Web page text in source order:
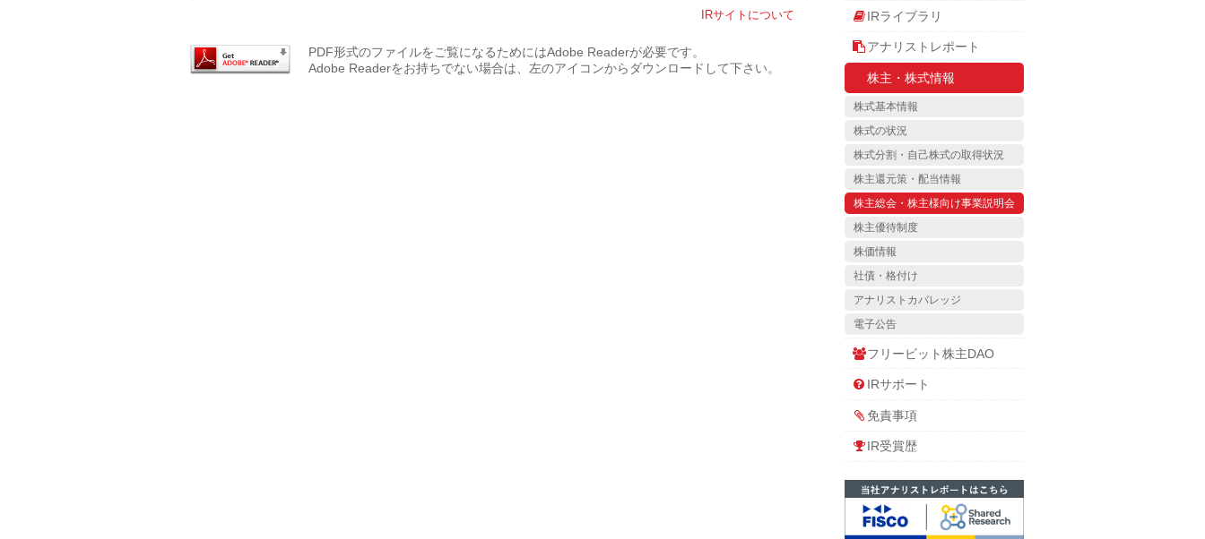
IRサイトについて
PDF形式のファイルをご覧になるためにはAdobe Readerが必要です。
Adobe Readerをお持ちでない場合は、左のアイコンからダウンロードして下さい。
IRライブラリ
アナリストレポート
株主・株式情報
株式基本情報
株式の状況
株式分割・自己株式の取得状況
株主還元策・配当情報
株主総会・株主様向け事業説明会
株主優待制度
株価情報
社債・格付け
アナリストカバレッジ
電子公告
フリービット株主DAO
IRサポート
免責事項
IR受賞歴